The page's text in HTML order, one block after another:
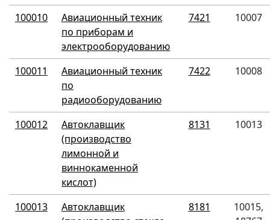
100010
Авиационный техник
по приборам и
электрооборудованию
7421 10007
100011
Авиационный техник
по
радиооборудованию
7422 10008
100012
Автоклавщик
(производство
лимонной и
виннокаменной
кислот)
8131 10013
100013
Автоклавщик
8181
10015,